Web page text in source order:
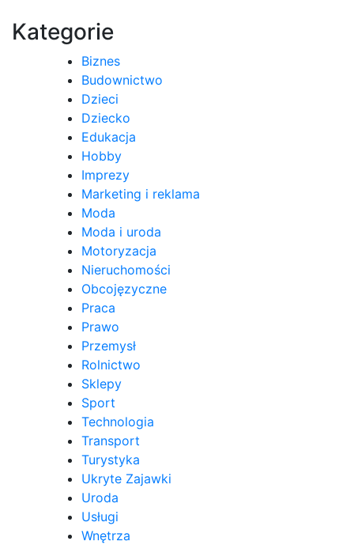
Kategorie
Biznes
Budownictwo
Dzieci
Dziecko
Edukacja
Hobby
Imprezy
Marketing i reklama
Moda
Moda i uroda
Motoryzacja
Nieruchomości
Obcojęzyczne
Praca
Prawo
Przemysł
Rolnictwo
Sklepy
Sport
Technologia
Transport
Turystyka
Ukryte Zajawki
Uroda
Usługi
Wnętrza